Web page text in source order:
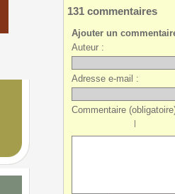
131 commentaires
Ajouter un
Auteur :
Adresse e-mail :
Commentaire
|